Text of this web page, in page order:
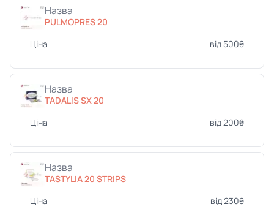
Назва
PULMOPRES 20
Ціна
від 500₴
Назва
TADALIS SX 20
Ціна
від 200₴
Назва
TASTYLIA 20 STRIPS
Ціна
від 230₴